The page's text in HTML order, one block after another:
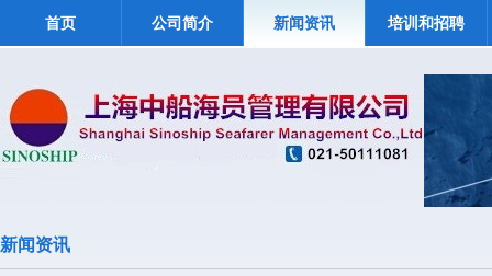
首页 公司简介 新闻资讯 培训和招聘
新闻资讯